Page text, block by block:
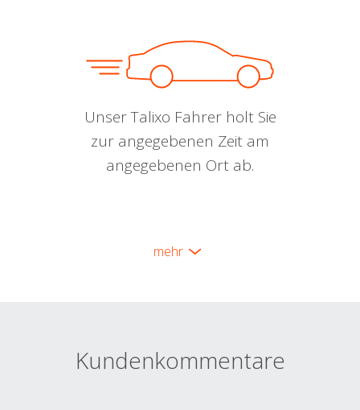
Unser Talixo Fahrer holt Sie
zur angegebenen Zeit am
angegebenen Ort ab.
mehr
Kundenkommentare